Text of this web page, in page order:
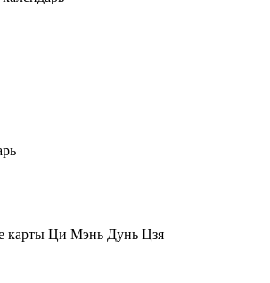
карты Ци Мэнь Дунь Цзя